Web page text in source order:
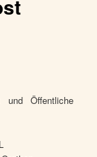
und Öffentliche